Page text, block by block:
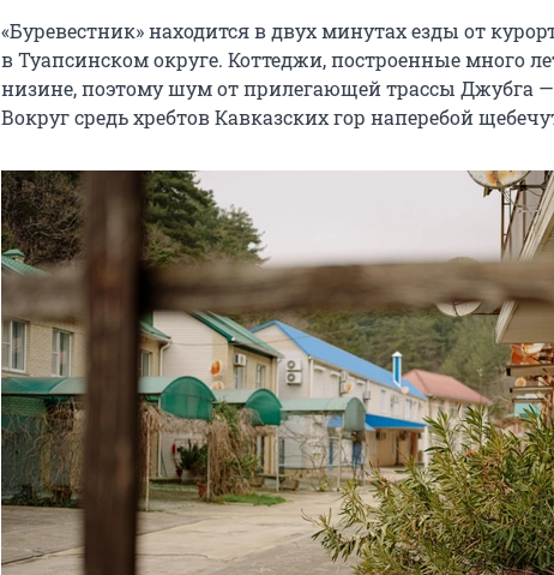
«Буревестник» находится в двух минутах езды от
в Туапсинском округе. Коттеджи, построенные много
низине, поэтому шум от прилегающей трассы Джубга
Вокруг средь хребтов Кавказских гор наперебой